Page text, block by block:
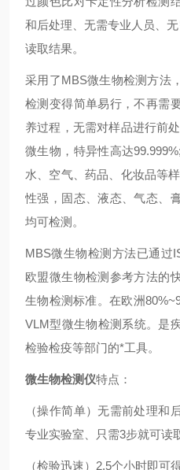
和后处理、无需专业人员、
读取结果。
采用了MBS微生物检测方法
检测变得简单易行，不再需
养过程，无需对样品进行前
微生物，特异性高达
水、空气、药品、化妆品等
性强，固态、液态、气态、
均可检测。
MBS微生物检测方法已通过
欧盟微生物检测参考方法的
生物检测标准。在欧洲
VLM型微生物检测系统。是
检验检疫等部门的*工具。
微生物检测仪特点：
（操作简单）无需前处理和
专业实验室、只需3步就可读
（检验迅速）2.5个小时即可